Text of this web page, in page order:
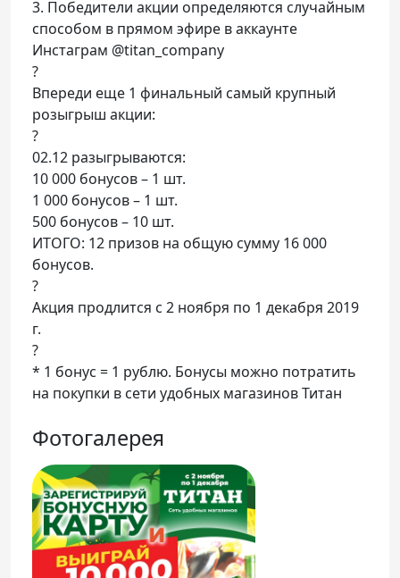
3. Победители акции определяются случайным
способом в прямом эфире в аккаунте
Инстаграм @titan_company
?
Впереди еще 1 финальный самый крупный
розыгрыш акции:
?
02.12 разыгрываются:
10 000 бонусов – 1 шт.
1 000 бонусов – 1 шт.
500 бонусов – 10 шт.
ИТОГО: 12 призов на общую сумму 16 000
бонусов.
?
Акция продлится с 2 ноября по 1 декабря 2019
г.
?
* 1 бонус = 1 рублю. Бонусы можно потратить
на покупки в сети удобных магазинов Титан
Фотогалерея